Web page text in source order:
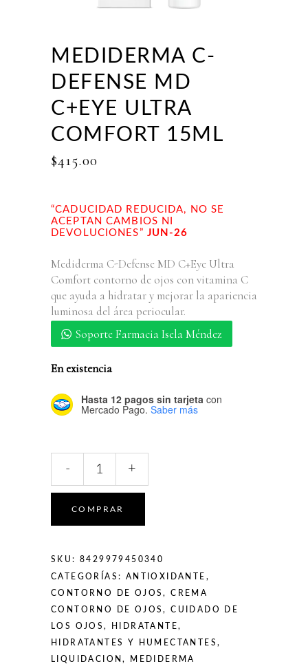
MEDIDERMA C-
DEFENSE MD
C+EYE ULTRA
COMFORT 15ML
$415.00
“CADUCIDAD REDUCIDA, NO SE
ACEPTAN CAMBIOS NI
DEVOLUCIONES” JUN-26
Mediderma C-Defense MD C+Eye Ultra
Comfort contorno de ojos con vitamina C
que ayuda a hidratar y mejorar la apariencia
luminosa del área periocular.
Soporte Farmacia Isela Méndez
En existencia
Hasta 12 pagos sin tarjeta con
Mercado Pago. Saber más
Defense
C+Eye
Comfort
15ml
quantity
- +
COMPRAR
SKU: 8429979450340
CATEGORÍAS: ANTIOXIDANTE ,
CONTORNO DE OJOS,CREMA
CONTORNO DE OJOS,CUIDADO DE
LOS OJOS, HIDRATANTE,
HIDRATANTES Y HUMECTANTES ,
LIQUIDACION, MEDIDERMA